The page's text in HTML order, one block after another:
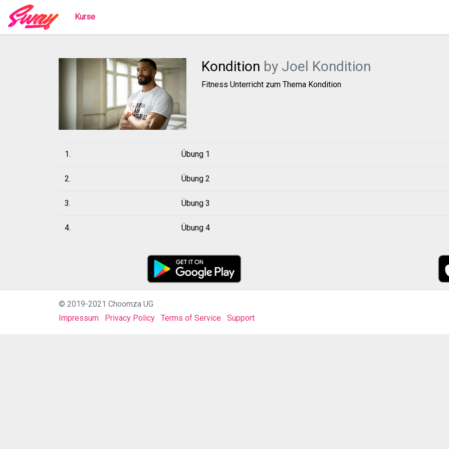
Kurse
Kondition by Joel Kondition
Fitness Unterricht zum Thema Kondition
1. Übung 1
2. Übung 2
3. Übung 3
4. Übung 4
© 2019-2021 Choomza UG
Impressum
Privacy Policy Terms of Service Support